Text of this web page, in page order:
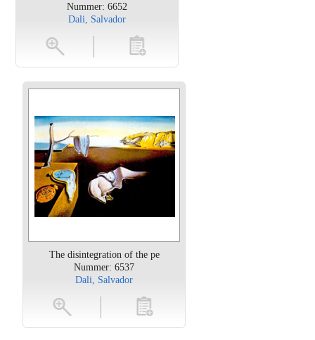
Nummer: 6652
Dali, Salvador
toevoegen
The disintegration of the pe
Nummer: 6537
Dali, Salvador
toevoegen